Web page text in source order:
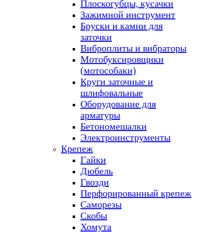
Плоскогубцы, кусачки
Зажимной инструмент
Бруски и камни для
заточки
Виброплиты и вибраторы
Мотобуксировщики
(мотособаки)
Круги заточные и
шлифовальные
Оборудование для
арматуры
Бетономешалки
Электроинструменты
Крепеж
Гайки
Дюбель
Гвозди
Перфорированный крепеж
Саморезы
Скобы
Хомута